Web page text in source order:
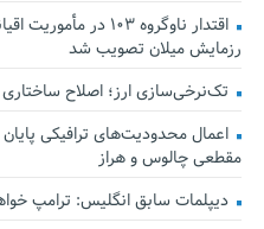
رزمایش میلان تصویب شد
تک‌نرخی‌سازی ارز؛ اصلاح ساختاری
اعمال محدودیت‌های ترافیکی
مقطعی چالوس و هراز
دیپلمات سابق انگلیس:‌ ترامپ